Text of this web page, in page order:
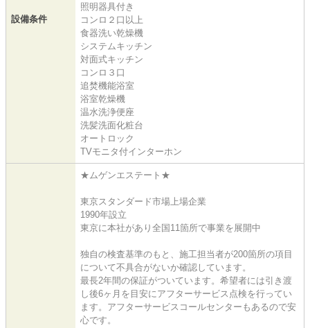
設備条件
照明器具付き
コンロ２口以上
食器洗い乾燥機
システムキッチン
対面式キッチン
コンロ３口
追焚機能浴室
浴室乾燥機
温水洗浄便座
洗髪洗面化粧台
オートロック
TVモニタ付インターホン
★ムゲンエステート★
東京スタンダード市場上場企業
1990年設立
東京に本社があり全国11箇所で事業を展開中
独自の検査基準のもと、施工担当者が200箇所の項目
について不具合がないか確認しています。
最長2年間の保証がついています。希望者には引き渡
し後6ヶ月を目安にアフターサービス点検を行ってい
ます。アフターサービスコールセンターもあるので安
心です。